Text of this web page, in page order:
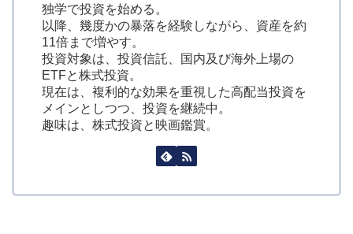
独学で投資を始める。
以降、幾度かの暴落を経験しながら、資産を約
11倍まで増やす。
投資対象は、投資信託、国内及び海外上場の
ETFと株式投資。
現在は、複利的な効果を重視した高配当投資を
メインとしつつ、投資を継続中。
趣味は、株式投資と映画鑑賞。